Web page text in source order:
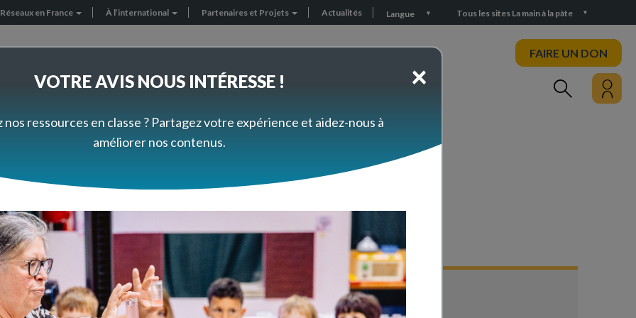
Réseaux en France À l’international Partenaires et Projets Actualités Langue Tous les sites La main à la pâte
FAIRE UN DON
Questions aux experts
élèves de MS/GS de l'école Anne Frank de La Madeleine.
×
VOTRE AVIS NOUS INTÉRESSE !
nos ressources en classe ? Partagez votre expérience et aidez-nous à
améliorer nos contenus.